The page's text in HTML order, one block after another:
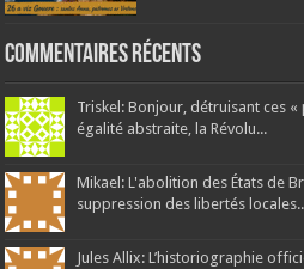
Commentaires récents
Triskel: Bonjour, détruisant ces «
égalité abstraite, la Révolu...
Mikael: L'abolition des États de
suppression des libertés
Jules Allix: L’historiographie